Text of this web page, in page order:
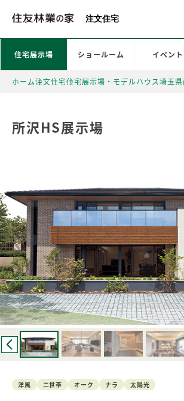
注文住宅
ホーム注文住宅住宅展示場・モデルハウス埼玉県
住宅展示場 ショールーム イベント
所沢HS展示場
洋風 二世帯 オーク ナラ 太陽光